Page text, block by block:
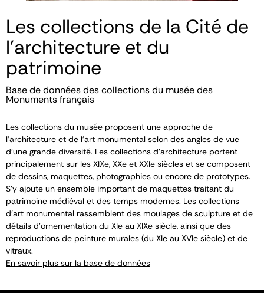
Les collections de la Cité de
l'architecture et du
patrimoine
Base de données des collections du musée des
Monuments français
Les collections du musée proposent une approche de
l’architecture et de l’art monumental selon des angles de vue
d’une grande diversité. Les collections d’architecture portent
principalement sur les XIXe, XXe et XXIe siècles et se composent
de dessins, maquettes, photographies ou encore de prototypes.
S’y ajoute un ensemble important de maquettes traitant du
patrimoine médiéval et des temps modernes. Les collections
d’art monumental rassemblent des moulages de sculpture et de
détails d’ornementation du XIe au XIXe siècle, ainsi que des
reproductions de peinture murales (du XIe au XVIe siècle) et de
vitraux.
En savoir plus sur la base de données